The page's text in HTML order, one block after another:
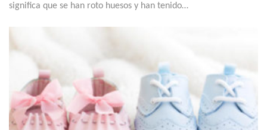
significa que se han roto huesos y han tenido…